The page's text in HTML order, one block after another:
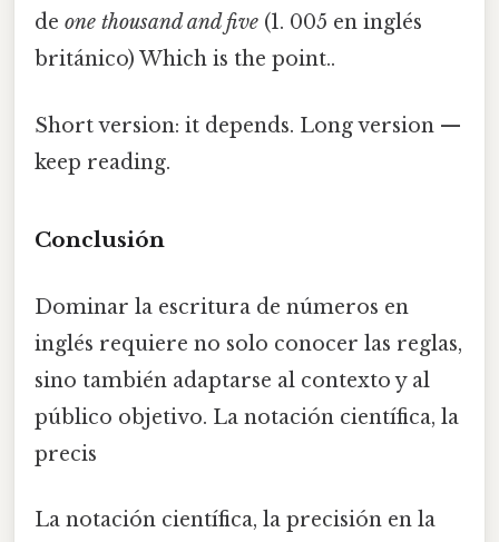
de one thousand and five (1. 005 en inglés
británico) Which is the point..
Short version: it depends. Long version —
keep reading.
Conclusión
Dominar la escritura de números en
inglés requiere no solo conocer las reglas,
sino también adaptarse al contexto y al
público objetivo. La notación científica, la
precis
La notación científica, la precisión en la